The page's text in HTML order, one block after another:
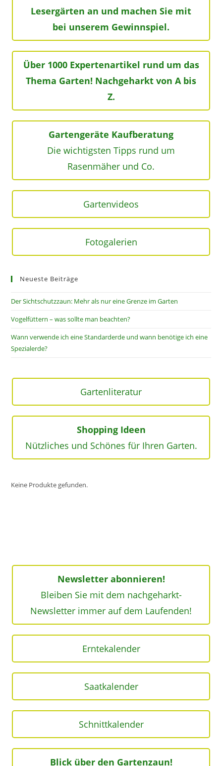
Lesergärten an und machen Sie mit
bei unserem Gewinnspiel.
Über 1000 Expertenartikel rund um das
Thema Garten! Nachgeharkt von A bis
Z.
Gartengeräte Kaufberatung
Die wichtigsten Tipps rund um
Rasenmäher und Co.
Gartenvideos
Fotogalerien
Neueste Beiträge
Der Sichtschutzzaun: Mehr als nur eine Grenze im Garten
Vogelfüttern – was sollte man beachten?
Wann verwende ich eine Standarderde und wann benötige ich eine
Spezialerde?
Gartenliteratur
Shopping Ideen
Nützliches und Schönes für Ihren Garten.
Keine Produkte gefunden.
Newsletter abonnieren!
Bleiben Sie mit dem nachgeharkt-
Newsletter immer auf dem Laufenden!
Erntekalender
Saatkalender
Schnittkalender
Blick über den Gartenzaun!